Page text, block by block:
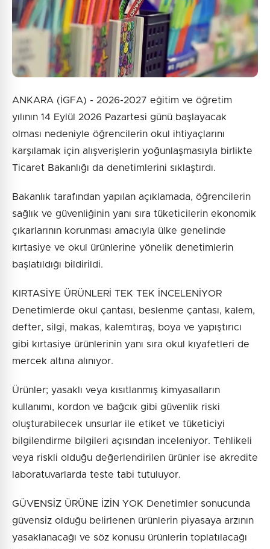
ANKARA (İGFA) - 2026-2027 eğitim ve öğretim
yılının 14 Eylül 2026 Pazartesi günü başlayacak
olması nedeniyle öğrencilerin okul ihtiyaçlarını
karşılamak için alışverişlerin yoğunlaşmasıyla birlikte
Ticaret Bakanlığı da denetimlerini sıklaştırdı.
Bakanlık tarafından yapılan açıklamada, öğrencilerin
sağlık ve güvenliğinin yanı sıra tüketicilerin ekonomik
çıkarlarının korunması amacıyla ülke genelinde
kırtasiye ve okul ürünlerine yönelik denetimlerin
başlatıldığı bildirildi.
KIRTASİYE ÜRÜNLERİ TEK TEK İNCELENİYOR
Denetimlerde okul çantası, beslenme çantası, kalem,
defter, silgi, makas, kalemtıraş, boya ve yapıştırıcı
gibi kırtasiye ürünlerinin yanı sıra okul kıyafetleri de
mercek altına alınıyor.
Ürünler; yasaklı veya kısıtlanmış kimyasalların
kullanımı, kordon ve bağcık gibi güvenlik riski
oluşturabilecek unsurlar ile etiket ve tüketiciyi
bilgilendirme bilgileri açısından inceleniyor. Tehlikeli
veya riskli olduğu değerlendirilen ürünler ise akredite
laboratuvarlarda teste tabi tutuluyor.
GÜVENSİZ ÜRÜNE İZİN YOK Denetimler sonucunda
güvensiz olduğu belirlenen ürünlerin piyasaya arzının
yasaklanacağı ve söz konusu ürünlerin toplatılacağı